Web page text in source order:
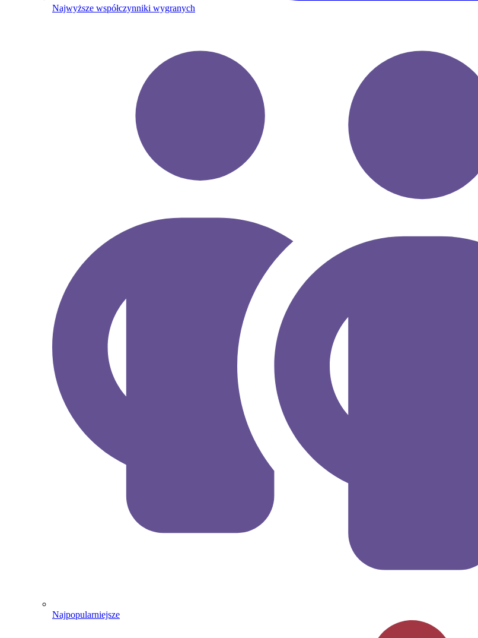
Najwyższe współczynniki wygranych
Najpopularniejsze